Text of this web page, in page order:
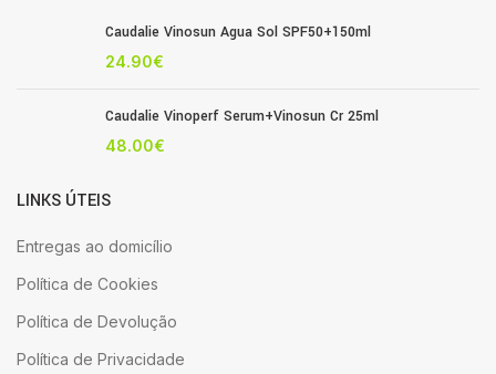
Caudalie Vinosun Agua Sol SPF50+150ml
24.90€
Caudalie Vinoperf Serum+Vinosun Cr 25ml
48.00€
LINKS ÚTEIS
Entregas ao domicílio
Política de Cookies
Política de Devolução
Política de Privacidade